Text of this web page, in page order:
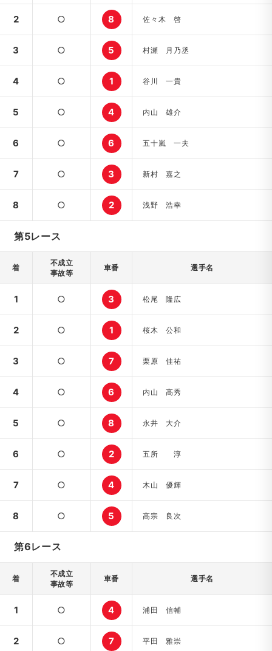
2 ○ 8 佐々木 啓
3 ○ 5 村瀬 月乃丞
4 ○ 1 谷川 一貴
5 ○ 4 内山 雄介
6 ○ 6 五十嵐 一夫
7 ○ 3 新村 嘉之
8 ○ 2 浅野 浩幸
第5レース
着
不成立
事故等
車番 選手名
1 ○ 3 松尾 隆広
2 ○ 1 桜木 公和
3 ○ 7 栗原 佳祐
4 ○ 6 内山 高秀
5 ○ 8 永井 大介
6 ○ 2 五所 淳
7 ○ 4 木山 優輝
8 ○ 5 高宗 良次
第6レース
着
不成立
事故等
車番 選手名
1 ○ 4 浦田 信輔
2 ○ 7 平田 雅崇